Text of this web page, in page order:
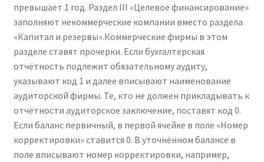
превышает 1 год. Раздел III «Целевое финансирование»
заполняют некоммерческие компании вместо раздела
«Капитал и резервы».Коммерческие фирмы в этом
разделе ставят прочерки. Если бухгалтерская
отчётность подлежит обязательному аудиту,
указывают код 1 и далее вписывают наименование
аудиторской фирмы. Те, кто не должен прикладывать к
отчётности аудиторское заключение, поставят код 0.
Если баланс первичный, в первой ячейке в поле «Номер
корректировки» ставится 0. В уточнённом балансе в
поле вписывают номер корректировки, например,